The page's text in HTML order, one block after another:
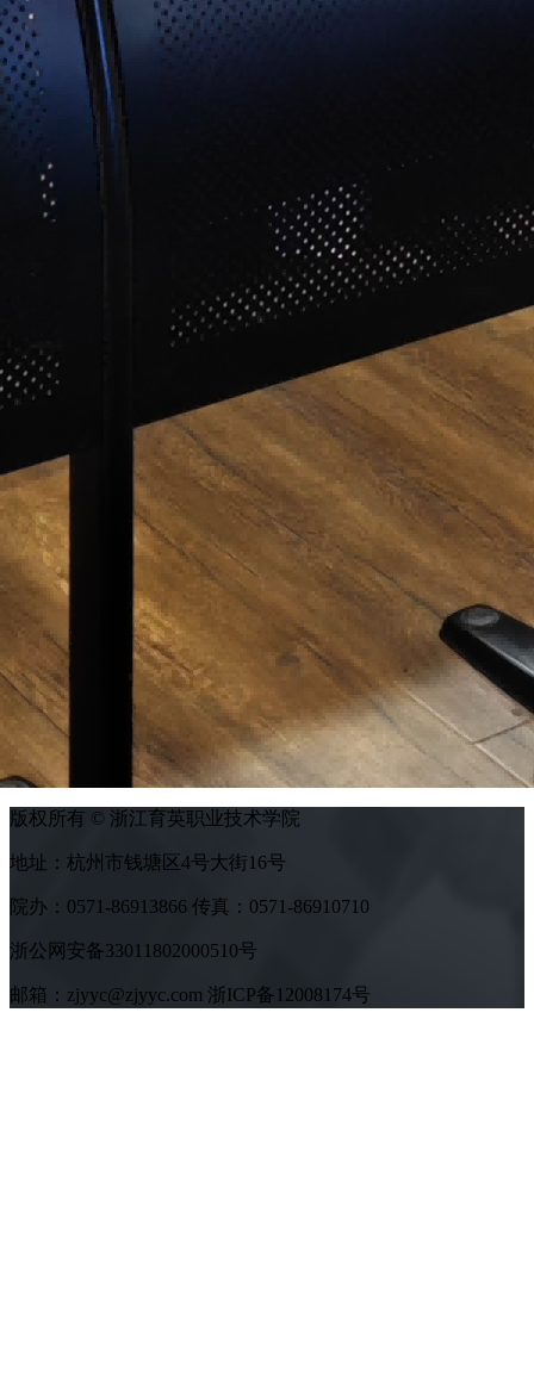
版权所有 © 浙江育英职业技术学院
地址：杭州市钱塘区4号大街16号
院办：0571-86913866 传真：0571-86910710
浙公网安备33011802000510号
邮箱：zjyyc@zjyyc.com 浙ICP备12008174号